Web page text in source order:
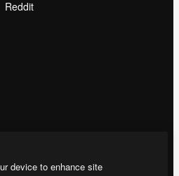
Reddit
device to enhance site